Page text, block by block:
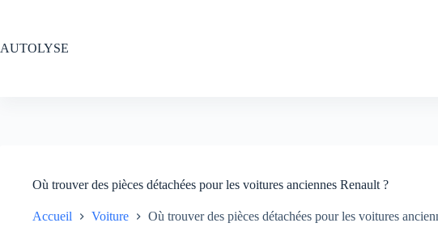
AUTOLYSE
Où trouver des pièces détachées pour les voitures anciennes Renault ?
Accueil Voiture Où trouver des pièces détachées pour les voitures